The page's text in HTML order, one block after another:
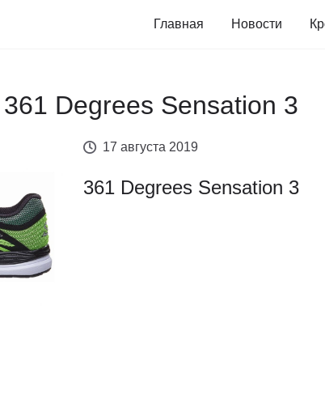
Главная Новости
Degrees Sensation 3
17 августа 2019
361 Degrees Sensation 3